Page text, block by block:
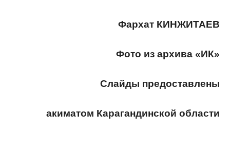
Фархат КИНЖИТАЕВ
Фото из архива «ИК»
Слайды предоставлены
акиматом Карагандинской области